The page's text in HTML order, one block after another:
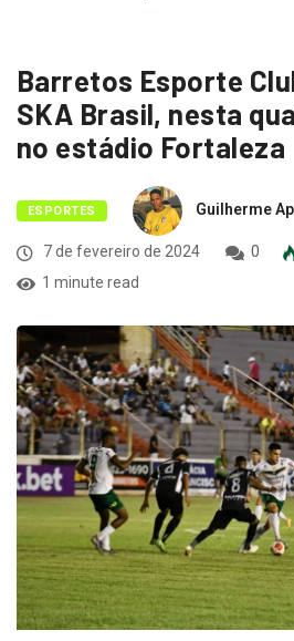
Barretos Esporte
SKA Brasil, nesta
no estádio Fortaleza
ESPORTES Guilherme
7 de fevereiro de 2024 0
1 minute read